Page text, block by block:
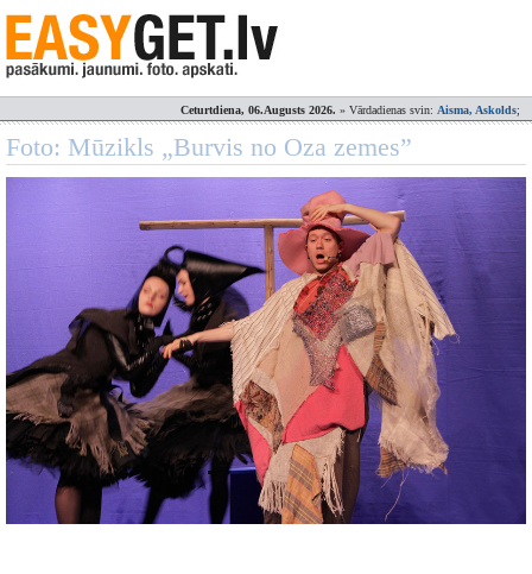
Ceturtdiena, 06.Augusts 2026. » Vārdadienas svin: Aisma, Askolds;
Foto: Mūzikls „Burvis no Oza zemes”